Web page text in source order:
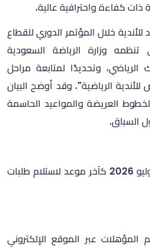
خلال المؤتمر الدوري للقطاع
تنظمه وزارة الرياضة السعودية
وتحديدًا لمتابعة مراحل
الرياضية". وقد أوضح البيان
العريضة والمواعيد الحاسمة
السباق.
حددت الوزارة يوم الأحد 5 يوليو 2026 كآخر موعد لاستلام طلبات
المؤهلات عبر الموقع الإلكتروني